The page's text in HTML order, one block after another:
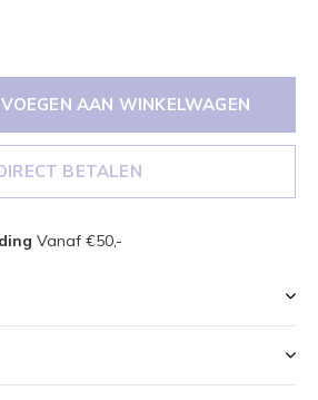
AAN WINKELWAGEN
BETALEN
Vanaf €50,-